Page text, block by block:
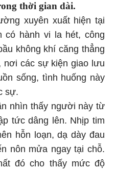
thời gian dài.
xuyên xuất hiện tại
có hành vi la hét, công
không khí căng thẳng
nơi các sự kiện giao lưu
sống, tình huống này
sự.
nhìn thấy người này từ
tức dâng lên. Nhịp tim
hỗn loạn, dạ dày đau
nôn mửa ngay tại chỗ.
đó cho thấy mức độ